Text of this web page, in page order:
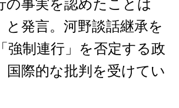
の事実を認めたことは
と発言。河野談話継承を
強制連行」を否定する政
国際的な批判を受けてい